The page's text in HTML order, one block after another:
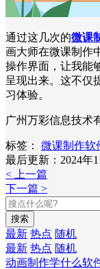
通过这几次的微课
画大师在微课制作
操作界面，让我能
呈现出来。这不仅
习体验。
广州万彩信息技术
标签：
微课制作软
最后更新：2024年
< 上一篇
下一篇 >
搜索
最新 热点 随机
最新 热点 随机
动画制作学什么软